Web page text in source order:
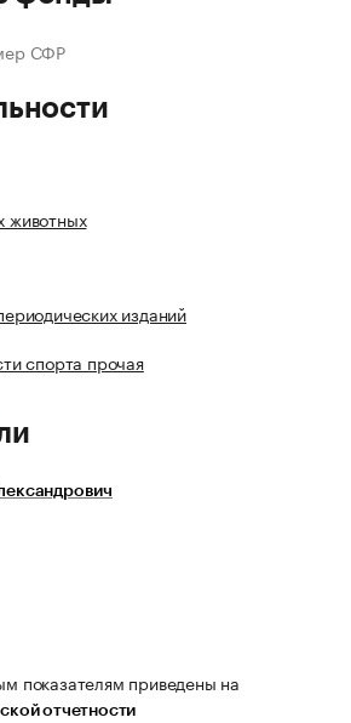
СФР
животных
изданий
спорта прочая
показателям приведены на
отчетности